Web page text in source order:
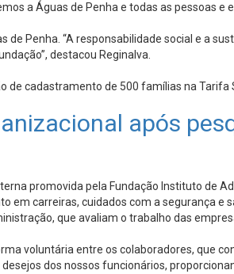
a Águas de Penha e todas as pessoas
Penha. “A responsabilidade social e a
destacou Reginalva.
cadastramento de 500 famílias na
após
promovida pela Fundação Instituto de
carreiras, cuidados com a segurança e
que avaliam o trabalho das
voluntária entre os colaboradores, que
dos nossos funcionários,